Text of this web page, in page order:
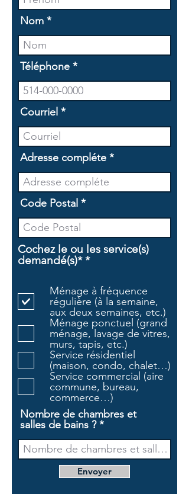
Nom
Téléphone
Courriel
Adresse compléte
Code Postal
Cochez le ou les service(s)
demandé(s)* *O
g
a
t
o
i
r
e
Ménage à fréquence
régulière (à la semaine,
aux deux semaines, etc.)
Ménage ponctuel (grand
ménage, lavage de vitres,
murs, tapis, etc.)
Service résidentiel
(maison, condo, chalet…)
Service commercial (aire
commune, bureau,
commerce…)
Nombre de chambres et
salles de bains ?
Envoyer